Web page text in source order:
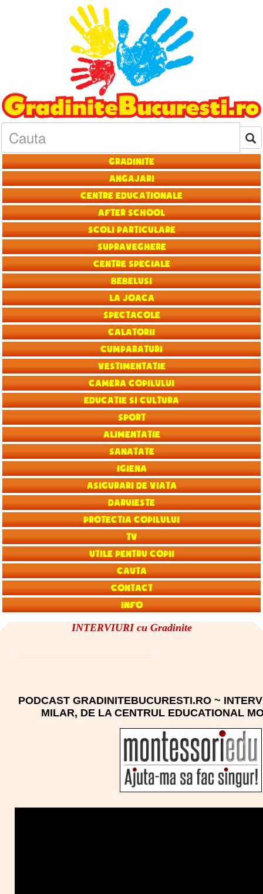
Gradinite
Angajari
Centre educationale
After School
Scoli particulare
Supraveghere
Centre speciale
Bebelusi
La joaca
Spectacole
Calatorii
Cumparaturi
Vestimentatie
Camera copilului
Educatie si Cultura
Sport
Alimentatie
Sanatate
Igiena
Asigurari de viata
Daruieste
Protectia copilului
TV
Utile pentru copii
Cauta
Contact
Info
INTERVIURI cu Gradinite
PODCAST GRADINITEBUCURESTI.RO ~
MILAR, DE LA CENTRUL EDUCATIONAL